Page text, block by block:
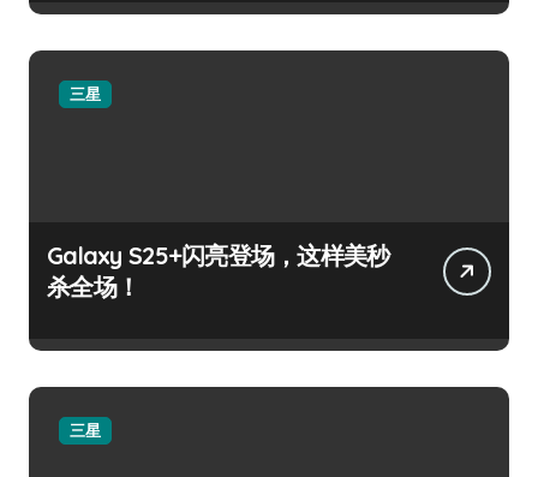
三星
Galaxy S25+闪亮登场，这样美秒
杀全场！
三星